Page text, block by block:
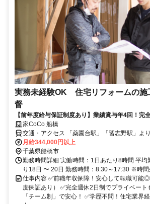
実務未経験OK 住宅リフォームの施
督
【前年度給与保証制度あり】業績賞与年4回！完
家CoCo 船橋
交通・アクセス 「薬園台駅」「習志野駅」よ
月給344,000円以上
千葉県船橋市
勤務時間詳細 実働時間：1日あたり8時間 平均
り18日 〜 20日 勤務時間：8:30～17:30 ※時間
仕事内容 ✅前職年収保障！安心して転職可能
度保証あり） ✅完全週休2日制でプライベート
「チーム制」で安心！ ✅学歴不問！住宅業界